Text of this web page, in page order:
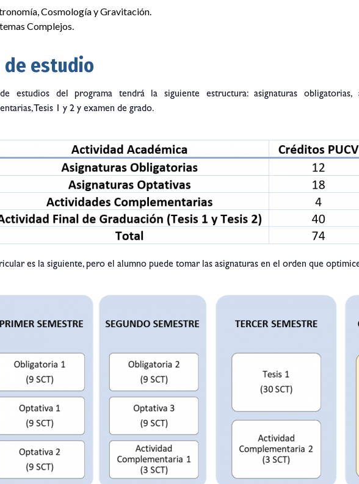
Cosmología y Gravitación.
Complejos.
de estudio
estudios del programa tendrá la siguiente estructura: asignaturas obligatorias,
Tesis 1 y 2 y examen de grado.
es la siguiente, pero el alumno puede tomar las asignaturas en el orden que